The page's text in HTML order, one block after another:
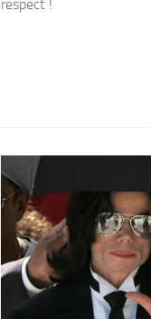
respect !